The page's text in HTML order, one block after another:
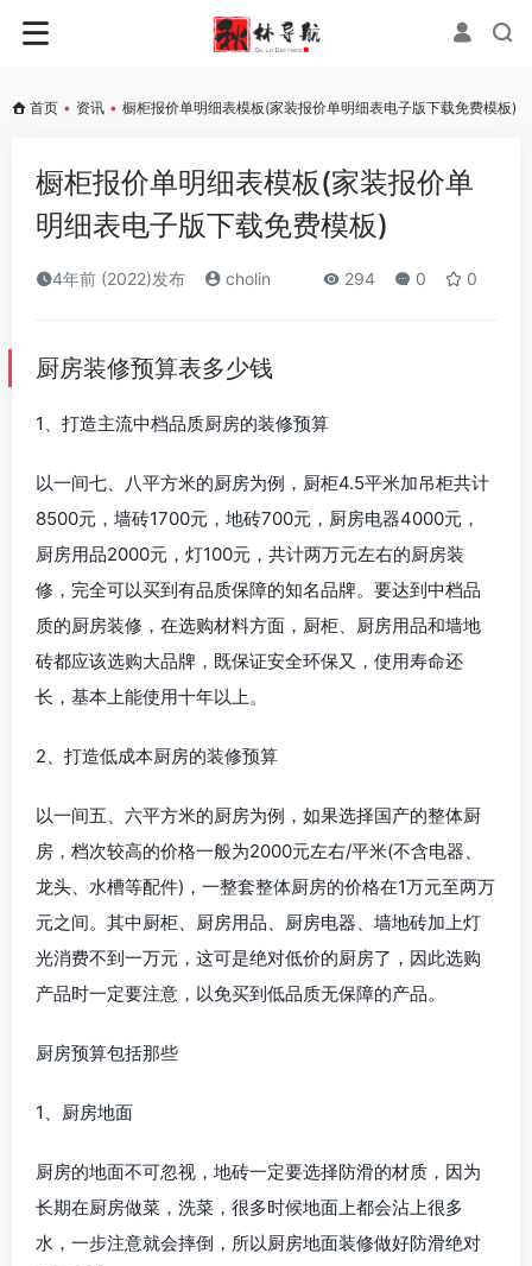
首页 • 资讯 • 橱柜报价单明细表模板(家装报价单明细表电子版下载免费模板)
橱柜报价单明细表模板(家装报价单
明细表电子版下载免费模板)
4年前 (2022)发布 cholin 294 0 0
厨房装修预算表多少钱
1、打造主流中档品质厨房的装修预算
以一间七、八平方米的厨房为例，厨柜4.5平米加吊柜共计
8500元，墙砖1700元，地砖700元，厨房电器4000元，
厨房用品2000元，灯100元，共计两万元左右的厨房装
修，完全可以买到有品质保障的知名品牌。要达到中档品
质的厨房装修，在选购材料方面，厨柜、厨房用品和墙地
砖都应该选购大品牌，既保证安全环保又，使用寿命还
长，基本上能使用十年以上。
2、打造低成本厨房的装修预算
以一间五、六平方米的厨房为例，如果选择国产的整体厨
房，档次较高的价格一般为2000元左右/平米(不含电器、
龙头、水槽等配件)，一整套整体厨房的价格在1万元至两万
元之间。其中厨柜、厨房用品、厨房电器、墙地砖加上灯
光消费不到一万元，这可是绝对低价的厨房了，因此选购
产品时一定要注意，以免买到低品质无保障的产品。
厨房预算包括那些
1、厨房地面
厨房的地面不可忽视，地砖一定要选择防滑的材质，因为
长期在厨房做菜，洗菜，很多时候地面上都会沾上很多
水，一步注意就会摔倒，所以厨房地面装修做好防滑绝对